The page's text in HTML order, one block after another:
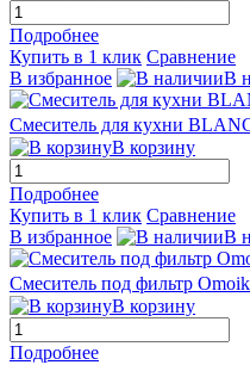
Подробнее
Купить в 1 клик Сравнение
В избранное
В
Смеситель для кухни
В корзину
Подробнее
Купить в 1 клик Сравнение
В избранное
В
Смеситель под фильтр
В корзину
Подробнее